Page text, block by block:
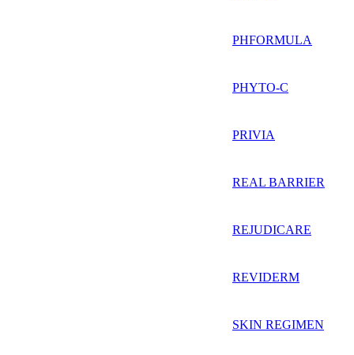
PHFORMULA
PHYTO-C
PRIVIA
REAL BARRIER
REJUDICARE
REVIDERM
SKIN REGIMEN